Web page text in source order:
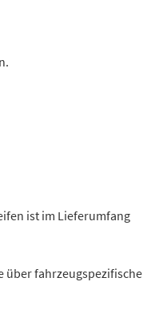
ist im Lieferumfang
über fahrzeugspezifische